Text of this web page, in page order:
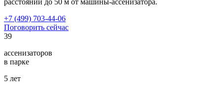
+7 (499) 703-44-06
Поговорить сейчас
39
ассенизаторов
в парке
5 лет